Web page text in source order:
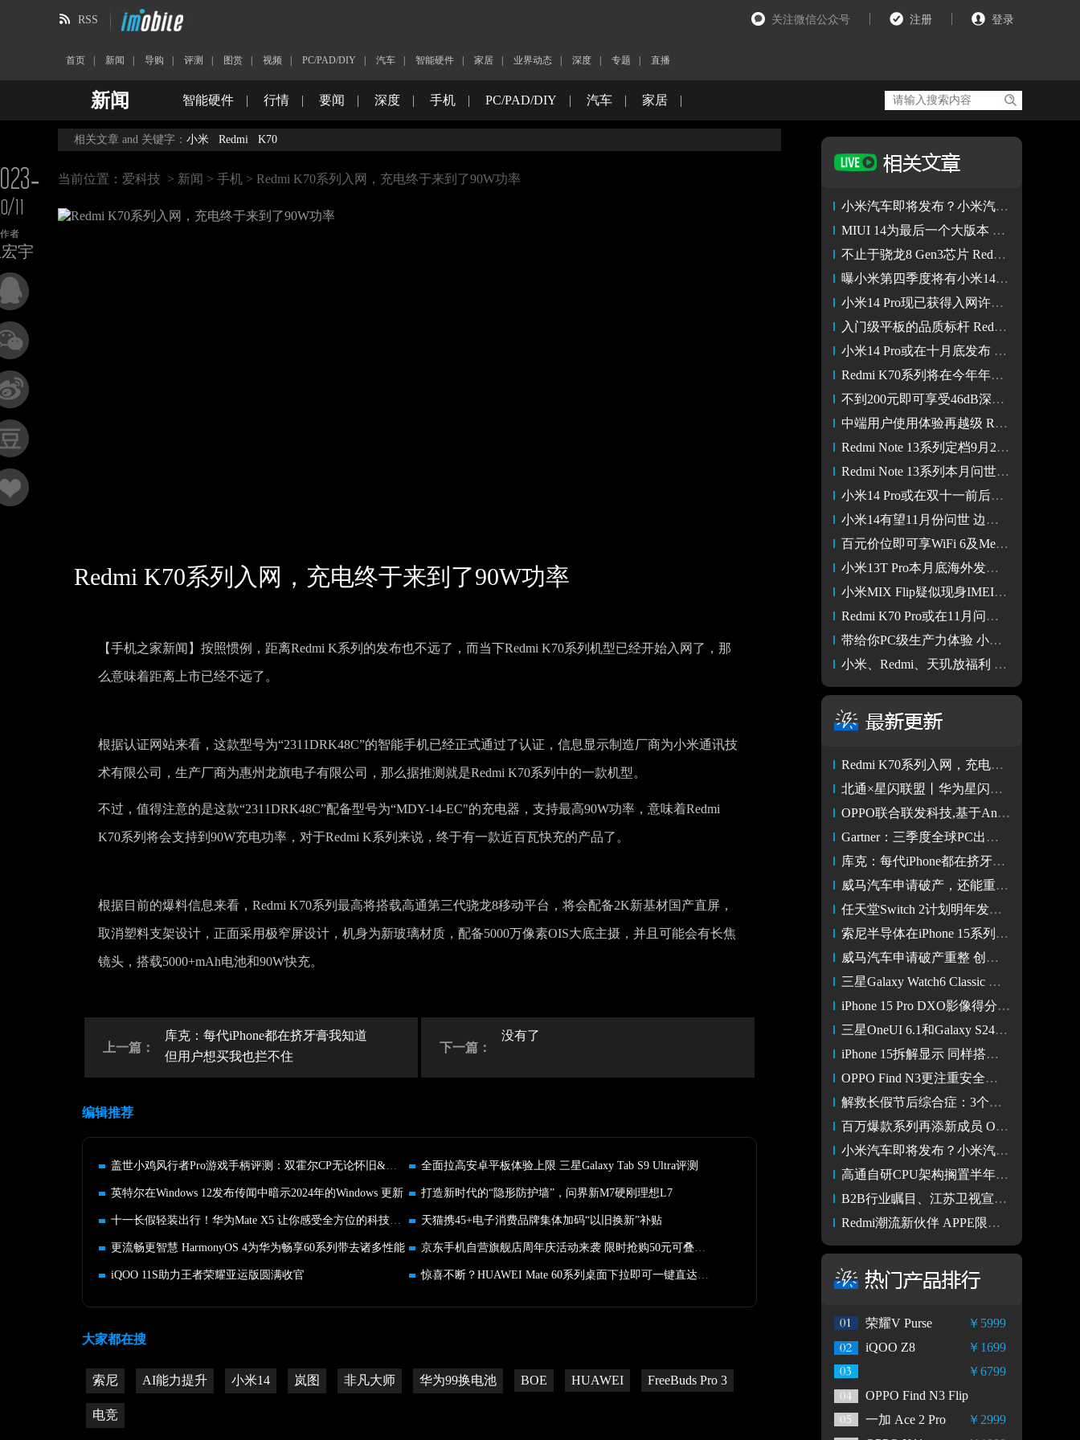
关注微信公众号 注册 登录
RSS
首页 新闻 导购 评测 图赏 视频 PC/PAD/DIY 汽车 智能硬件 家居 业界动态 深度 专题 直播
新闻 智能硬件 | 行情 | 要闻 | 深度 | 手机 | PC/PAD/DIY | 汽车 | 家居 |
11
作者
宇
相关文章 and 关键字： 小米 Redmi K70
当前位置： 爱科技 > 新闻 > 手机 > Redmi K70系列入网，充电终于来到了90W功率
Redmi K70系列入网，充电终于来到了90W功率
【手机之家新闻】按照惯例，距离Redmi K系列的发布也不远了，而当下Redmi K70系列机型已经开始入网了，那
么意味着距离上市已经不远了。
根据认证网站来看，这款型号为“2311DRK48C”的智能手机已经正式通过了认证，信息显示制造厂商为小米通讯技
术有限公司，生产厂商为惠州龙旗电子有限公司，那么据推测就是Redmi K70系列中的一款机型。
不过，值得注意的是这款“2311DRK48C”配备型号为“MDY-14-EC"的充电器，支持最高90W功率，意味着Redmi
K70系列将会支持到90W充电功率，对于Redmi K系列来说，终于有一款近百瓦快充的产品了。
根据目前的爆料信息来看，Redmi K70系列最高将搭载高通第三代骁龙8移动平台，将会配备2K新基材国产直屏，
取消塑料支架设计，正面采用极窄屏设计，机身为新玻璃材质，配备5000万像素OIS大底主摄，并且可能会有长焦
镜头，搭载5000+mAh电池和90W快充。
上一篇：
库克：每代iPhone都在挤牙膏我知道
但用户想买我也拦不住
下一篇：
没有了
编辑推荐
盖世小鸡风行者Pro游戏手柄评测：双霍尔CP无论怀旧&新游都畅爽 全面拉高安卓平板体验上限 三星Galaxy Tab S9 Ultra评测
英特尔在Windows 12发布传闻中暗示2024年的Windows 更新 打造新时代的“隐形防护墙”，问界新M7硬刚理想L7
十一长假轻装出行！华为Mate X5 让你感受全方位的科技体验 天猫携45+电子消费品牌集体加码“以旧换新”补贴
更流畅更智慧 HarmonyOS 4为华为畅享60系列带去诸多性能 京东手机自营旗舰店周年庆活动来袭 限时抢购50元可叠加神券
iQOO 11S助力王者荣耀亚运版圆满收官 惊喜不断？HUAWEI Mate 60系列桌面下拉即可一键直达宝藏新功能
大家都在搜
索尼 AI能力提升 小米14 岚图 非凡大师 华为99换电池 BOE HUAWEI FreeBuds Pro 3
电竞
小米汽车即将发布？小米汽车公众号已经注册完成
MIUI 14为最后一个大版本 小米14系列或将首发MIOS操作系统
不止于骁龙8 Gen3芯片 Redmi K70系列在电池方面将有大升级
曝小米第四季度将有小米14和MIUI 15推出 有明年才上的新技术
小米14 Pro现已获得入网许可 发布时间可能会在10月底
入门级平板的品质标杆 Redmi Pad SE使用体验
小米14 Pro或在十月底发布 将支持f/1.4超大可变光圈
Redmi K70系列将在今年年底登场 或配备长焦镜头
不到200元即可享受46dB深度降噪 Redmi Buds 5体验
中端用户使用体验再越级 Redmi Note 13 Pro+评测
Redmi Note 13系列定档9月21日 将首发第二代骁龙7s芯片
Redmi Note 13系列本月问世 首搭天玑7200-Ultra芯片2亿像素主摄
小米14 Pro或在双十一前后发布 屏幕边框将升级至钛合金材质
小米14有望11月份问世 边框将收窄至1.5mm以内
百元价位即可享WiFi 6及Mesh组网 小米路由器AX3000T体验
小米13T Pro本月底海外发布 全球首款徕卡天玑旗舰将问世
小米MIX Flip疑似现身IMEI数据库 问世时间或在年底
Redmi K70 Pro或在11月问世 有望拿下骁龙8 Gen 3芯片首发权
带给你PC级生产力体验 小米平板6 Max 14评测
小米、Redmi、天玑放福利 “天玑京东品牌日”掀起手机购机狂潮
Redmi K70系列入网，充电终于来到了90W功率
北通×星闪联盟丨华为星闪技术正式落地 或助力游戏产品
OPPO联合联发科技,基于AndesGPT的新小布将开启新一轮公测
Gartner：三季度全球PC出货量同比下降9% 四季度有望企稳回升
库克：每代iPhone都在挤牙膏我知道 但用户想买我也拦不住
威马汽车申请破产，还能重整归来吗？
任天堂Switch 2计划明年发布 售价或将调涨
索尼半导体在iPhone 15系列中的关键角色
威马汽车申请破产重整 创始人被曝“出走”国外
三星Galaxy Watch6 Classic 腕上智能生活 健康运动两相宜
iPhone 15 Pro DXO影像得分出炉：综合154分位列第二
三星OneUI 6.1和Galaxy S24系列将在AI方面大幅进步
iPhone 15拆解显示 同样搭载骁龙 X70 5G调制解调器
OPPO Find N3更注重安全，将进军高端商务市场？
解救长假节后综合症：3个华为搜索技巧帮你轻松重返职场状态
百万爆款系列再添新成员 OPPO A2x于10月14日正式开售
小米汽车即将发布？小米汽车公众号已经注册完成
高通自研CPU架构搁置半年？项目要失败了？
B2B行业瞩目、江苏卫视宣发,「了不起的改变」决赛将启
Redmi潮流新伙伴 APPE限定版Note 13Pro+/Redmi Buds 5
￥5999
荣耀V Purse
￥1699
iQOO Z8
￥6799
OPPO Find N3 Flip
￥2999
一加 Ace 2 Pro